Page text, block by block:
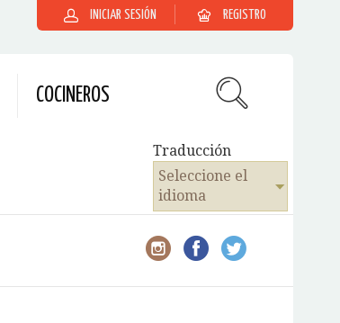
INICIAR SESIÓN REGISTRO
COCINEROS
Traducción
Seleccione el
idioma